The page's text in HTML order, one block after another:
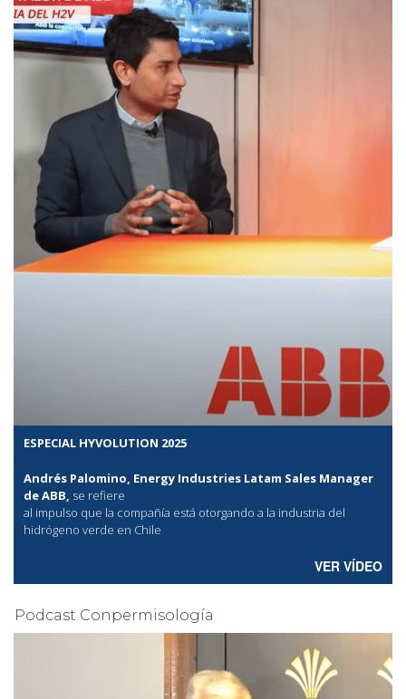
ESPECIAL HYVOLUTION 2025
Andrés Palomino, Energy Industries Latam Sales Manager
de ABB, se refiere
al impulso que la compañía está otorgando a la industria del
hidrógeno verde en Chile
VER VÍDEO
Podcast Conpermisología